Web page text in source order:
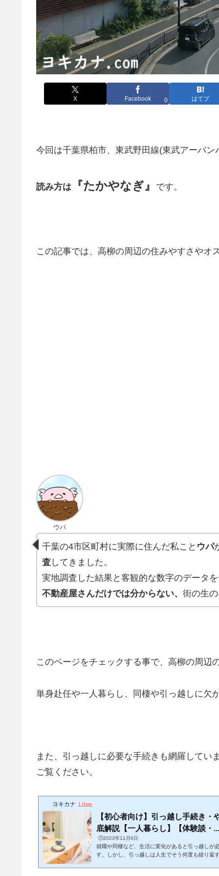
X Facebook 0 はてブ
今回は千葉県柏市、東武野田線(東武アーバン
読み方は 『たかやなぎ』 です。
この記事では、高柳の周辺の住みやすさやオ
ウパ
千葉の4市区町村に実際に住んだ私こと ウパ
査 してきました。
実地調査した結果と客観的な数字のデータ
不動産屋さんだけでは分からない、 街の生
このページをチェックする事で、高柳の周辺
単身赴任や一人暮らし、同棲や引っ越しに欠
また、引っ越しに必要な手続きも網羅してい
ご覧ください。
ヨキカナ 1 User
【初心者向け】引っ越し手続き・
底解説【一人暮らし】【体験談・...
🕒️2023年11月6日
就職や同棲など、生活に変化があると引っ越しが
す。しかし、引っ越しは人生でそう何度も繰り返